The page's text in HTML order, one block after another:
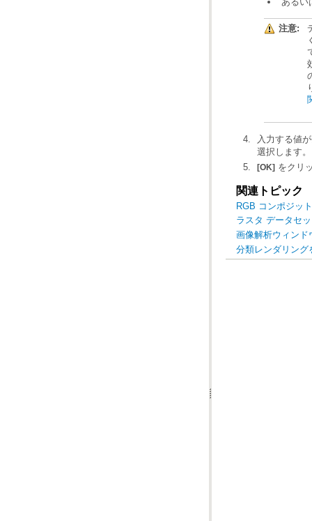
注意:
入力する値
選択します。
[OK] をクリ
関連トピック
RGB コンポジッ
ラスタ データセ
画像解析ウィンド
分類レンダリング